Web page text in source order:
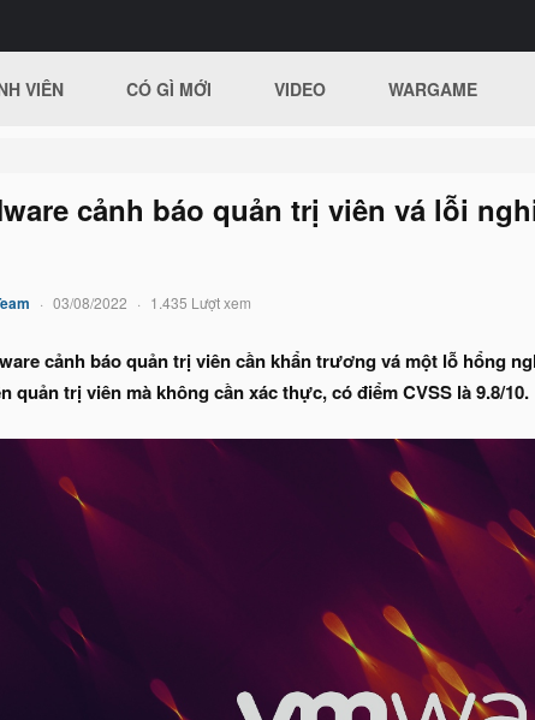
VIÊN CÓ GÌ MỚI VIDEO WARGAME
cảnh báo quản trị viên vá lỗi
03/08/2022 1.435 Lượt xem
cảnh báo quản trị viên cần khẩn trương vá một lỗ hổng
quản trị viên mà không cần xác thực, có điểm CVSS là 9.8/10.